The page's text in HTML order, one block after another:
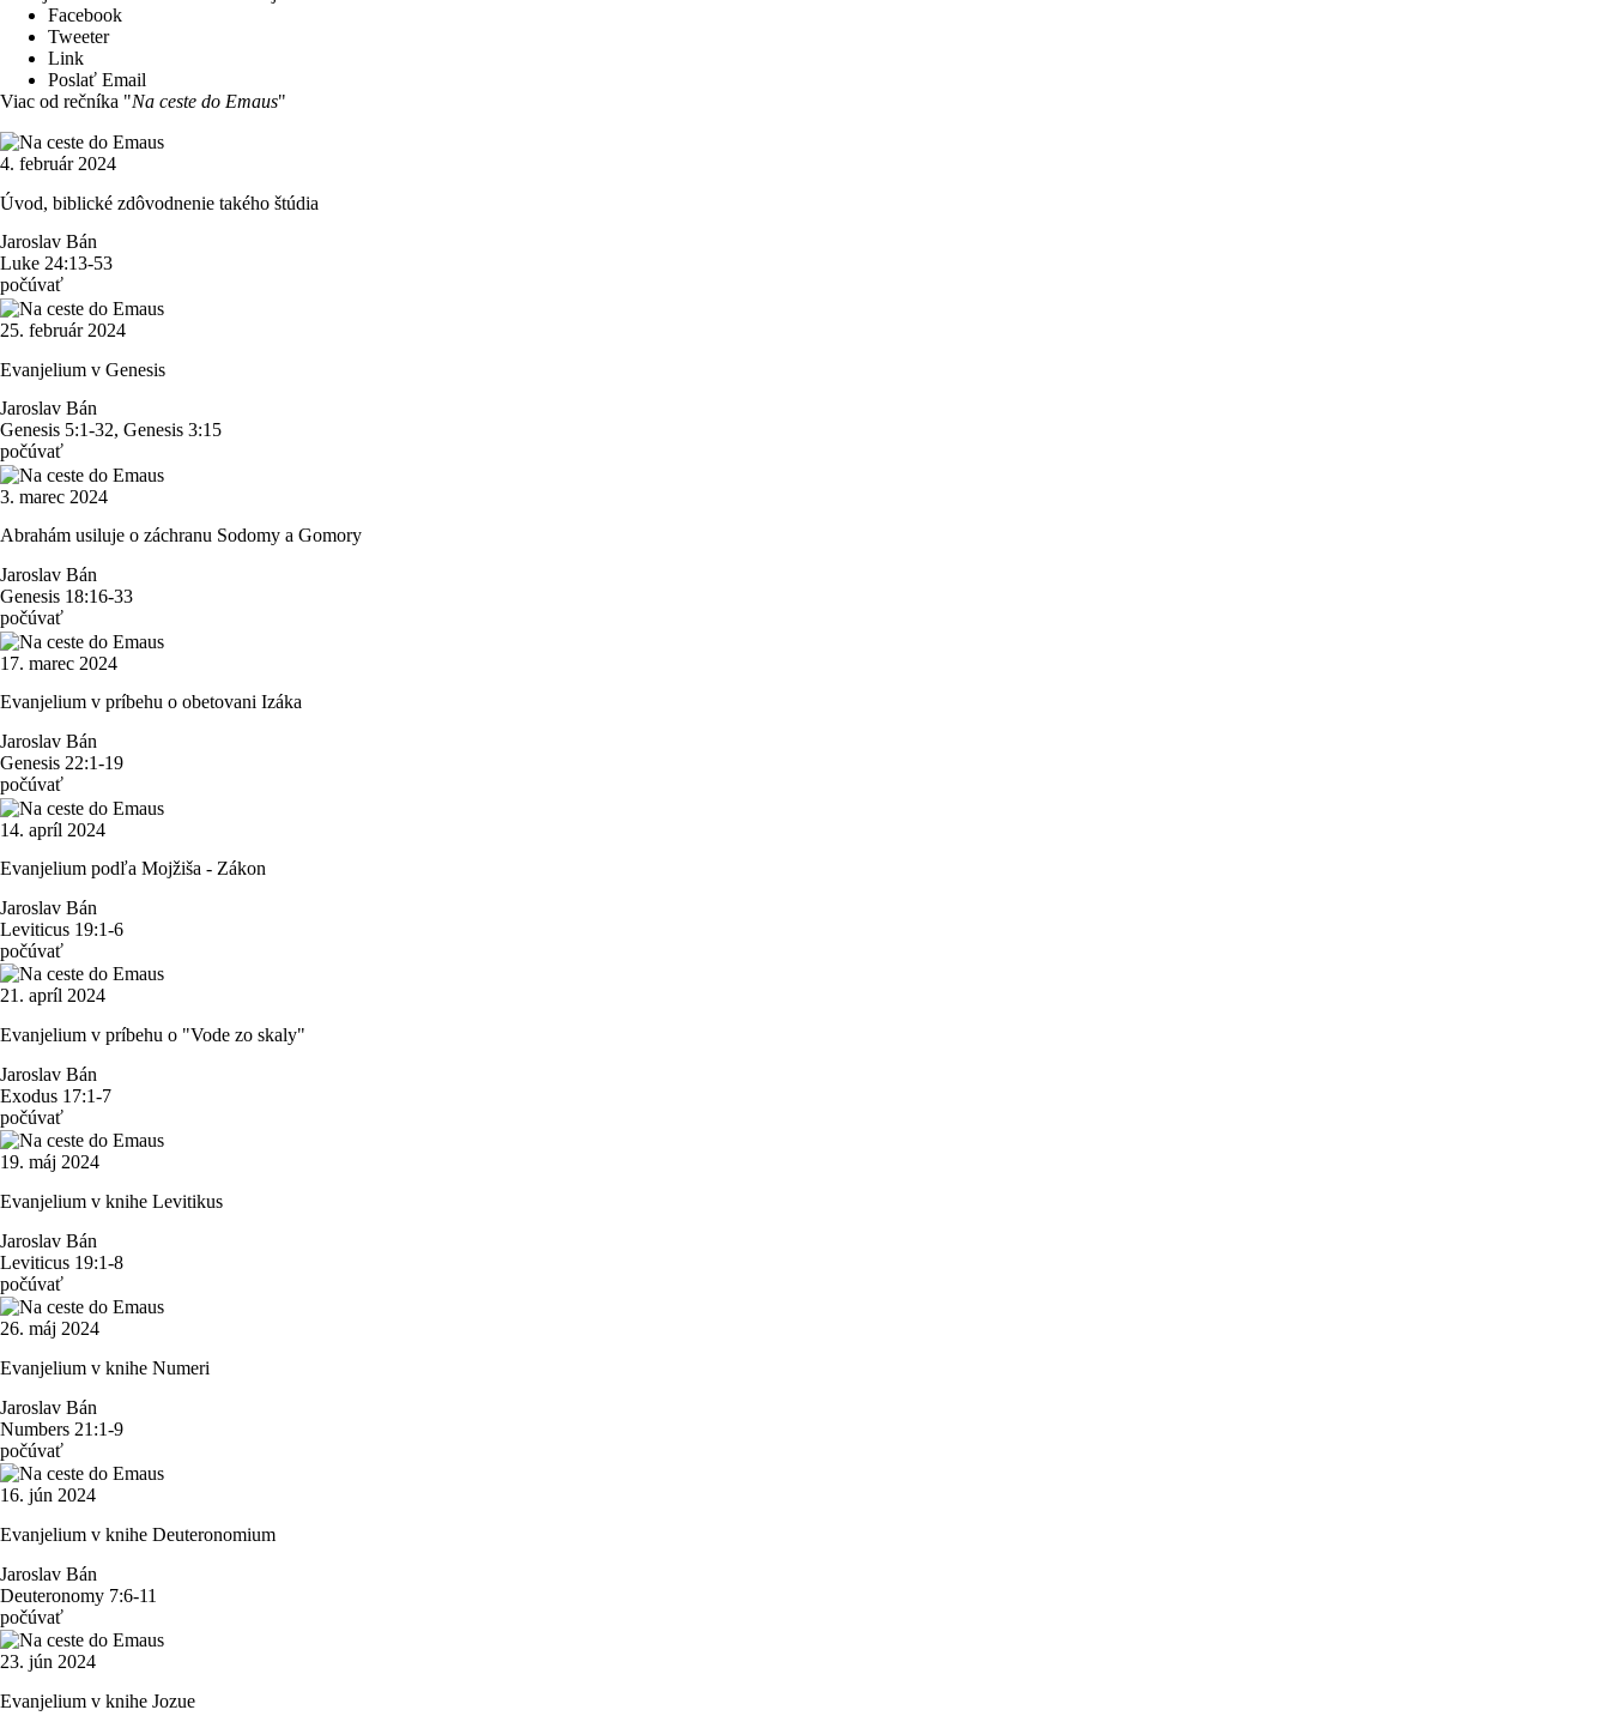
Facebook
Tweeter
Link
Poslať Email
Viac od rečníka "Na ceste do Emaus"
4. február 2024
Úvod, biblické zdôvodnenie takého štúdia
Jaroslav Bán
Luke 24:13-53
počúvať
25. február 2024
Evanjelium v Genesis
Jaroslav Bán
Genesis 5:1-32, Genesis 3:15
počúvať
3. marec 2024
Abrahám usiluje o záchranu Sodomy a Gomory
Jaroslav Bán
Genesis 18:16-33
počúvať
17. marec 2024
Evanjelium v príbehu o obetovani Izáka
Jaroslav Bán
Genesis 22:1-19
počúvať
14. apríl 2024
Evanjelium podľa Mojžiša - Zákon
Jaroslav Bán
Leviticus 19:1-6
počúvať
21. apríl 2024
Evanjelium v príbehu o "Vode zo skaly"
Jaroslav Bán
Exodus 17:1-7
počúvať
19. máj 2024
Evanjelium v knihe Levitikus
Jaroslav Bán
Leviticus 19:1-8
počúvať
26. máj 2024
Evanjelium v knihe Numeri
Jaroslav Bán
Numbers 21:1-9
počúvať
16. jún 2024
Evanjelium v knihe Deuteronomium
Jaroslav Bán
Deuteronomy 7:6-11
počúvať
23. jún 2024
Evanjelium v knihe Jozue